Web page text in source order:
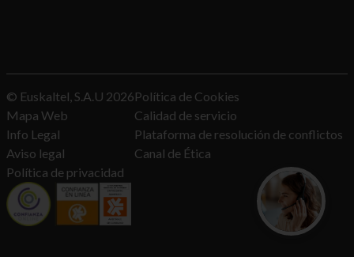
optimizelyOptOut
Propia
Algunos segundos
© Euskaltel, S.A.U 2026
Mapa Web
Info Legal
Aviso legal
Política de privacidad
Política de Cookies
Calidad de servicio
Plataforma de resolución de conflictos
Canal de Ética
¿Quieres
Te asesoramos